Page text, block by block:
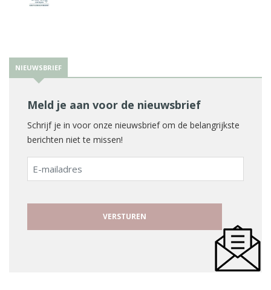
NIEUWSBRIEF
Meld je aan voor de nieuwsbrief
Schrijf je in voor onze nieuwsbrief om de belangrijkste
berichten niet te missen!
E-
mailadres